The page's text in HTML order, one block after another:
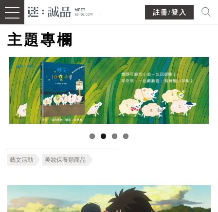
註冊/登入
主題專欄
藝文活動 美妝保養類商品